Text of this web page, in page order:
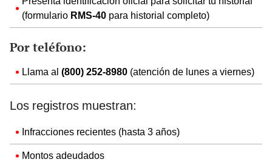
(formulario RMS-40 para historial completo)
Por teléfono:
Llama al (800) 252-8980 (atención de lunes a viernes)
Los registros muestran:
Infracciones recientes (hasta 3 años)
Montos adeudados